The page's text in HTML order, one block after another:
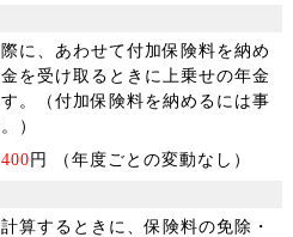
に、あわせて付加保険料を納め
を受け取るときに上乗せの年金
。（付加保険料を納めるには事
）
400円 （年度ごとの変動なし）
算するときに、保険料の免除・